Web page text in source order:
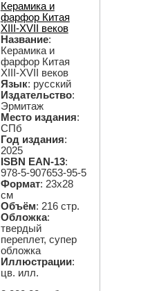
Керамика и
фарфор Китая
XIII-XVII веков
Название:
Керамика и
фарфор Китая
XIII-XVII веков
Язык: русский
Издательство:
Эрмитаж
Место издания:
СПб
Год издания:
2025
ISBN EAN-13:
978-5-907653-95-5
Формат: 23х28
см
Объём: 216 стр.
Обложка:
твердый
переплет, супер
обложка
Иллюстрации:
цв. илл.